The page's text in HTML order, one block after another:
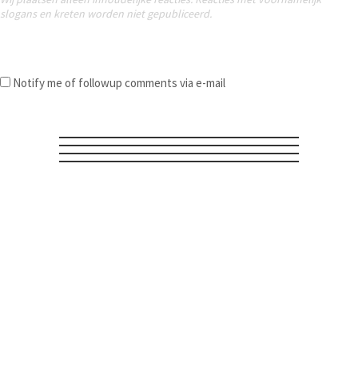
slogans en kreten worden niet gepubliceerd.
Notify me of followup comments via e-mail